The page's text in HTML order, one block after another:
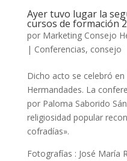
Ayer tuvo lugar la
cursos de formación
por Marketing Consejo
| Conferencias, consejo
Dicho acto se celebró
Hermandades. La
por Paloma Saborido
religiosidad popular
cofradías».
Fotografías : José María